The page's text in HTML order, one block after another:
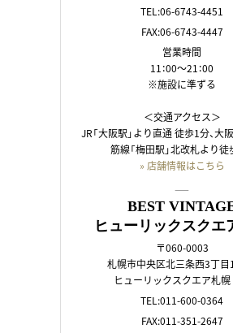
TEL:06-6743-4451
FAX:06-6743-4447
営業時間
11：00～21：00
※施設に準ずる
＜交通アクセス＞
JR「大阪駅」より直通 徒歩1分、大
筋線「梅田駅」北改札より徒
» 店舗情報はこちら
――
BEST
ヒューリックスクエ
〒060-0003
札幌市中央区北三条西3丁
ヒューリックスクエア札幌
TEL:011-600-0364
FAX:011-351-2647